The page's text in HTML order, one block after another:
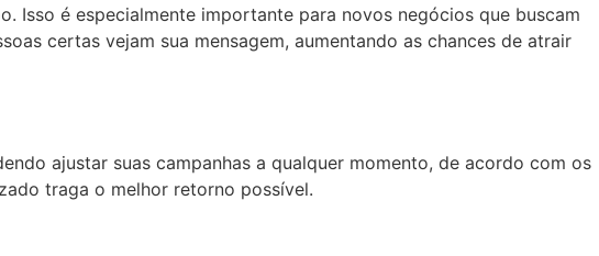
Isso é especialmente importante para novos negócios que buscam
certas vejam sua mensagem, aumentando as chances de atrair
ajustar suas campanhas a qualquer momento, de acordo com os
traga o melhor retorno possível.